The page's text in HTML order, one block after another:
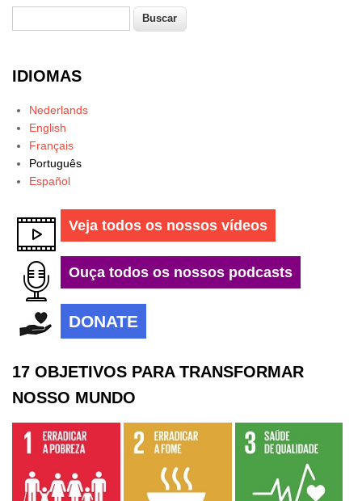
Formulário de busca
IDIOMAS
Nederlands
English
Français
Português
Español
Veja todos os nossos vídeos
Ouça todos os nossos podcasts
DONATE
17 OBJETIVOS PARA TRANSFORMAR
NOSSO MUNDO